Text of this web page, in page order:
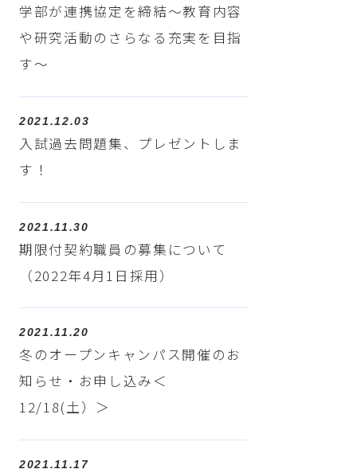
学部が連携協定を締結～教育内容
や研究活動のさらなる充実を目指
す～
2021.12.03
入試過去問題集、プレゼントしま
す！
2021.11.30
期限付契約職員の募集について
（2022年4月1日採用）
2021.11.20
冬のオープンキャンパス開催のお
知らせ・お申し込み＜
12/18(土）＞
2021.11.17